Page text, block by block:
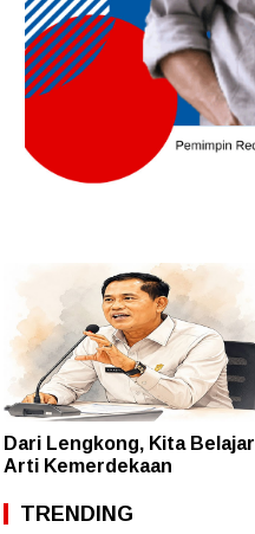
Dari Lengkong, Kita Belajar
Arti Kemerdekaan
TRENDING